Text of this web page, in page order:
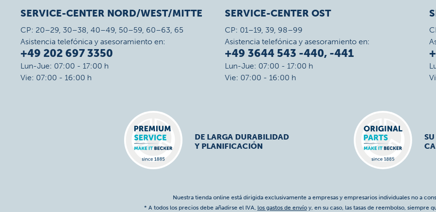
SERVICE-CENTER NORD/WEST/MITTE
CP: 20–29, 30–38, 40–49, 50–59, 60–63, 65
Asistencia telefónica y asesoramiento en:
+49 202 697 3350
Lun-Jue: 07:00 - 17:00 h
Vie: 07:00 - 16:00 h
SERVICE-CENTER OST
CP: 01–19, 39, 98–99
Asistencia telefónica y asesoramiento en:
+49 3644 543 -440, -441
Lun-Jue: 07:00 - 17:00 h
Vie: 07:00 - 16:00 h
DE LARGA DURABILIDAD
Y PLANIFICACIÓN
Nuestra tienda online está dirigida exclusivamente a empresas y empresarios individuales no a
* A todos los precios debe añadirse el IVA, los gastos de envíoy, en su caso, las tasas de reembolso, siempre